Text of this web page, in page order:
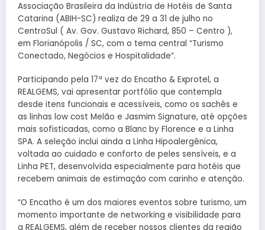
Associação Brasileira da Indústria de Hotéis de Santa
Catarina (ABIH-SC) realiza de 29 a 31 de julho no
CentroSul ( Av. Gov. Gustavo Richard, 850 – Centro ),
em Florianópolis / SC, com o tema central “Turismo
Conectado, Negócios e Hospitalidade”.
Participando pela 17ª vez do Encatho & Exprotel, a
REALGEMS, vai apresentar portfólio que contempla
desde itens funcionais e acessíveis, como os sachês e
as linhas low cost Melão e Jasmim Signature, até opções
mais sofisticadas, como a Blanc by Florence e a Linha
SPA. A seleção inclui ainda a Linha Hipoalergênica,
voltada ao cuidado e conforto de peles sensíveis, e a
Linha PET, desenvolvida especialmente para hotéis que
recebem animais de estimação com carinho e atenção.
“O Encatho é um dos maiores eventos sobre turismo, um
momento importante de networking e visibilidade para
a REALGEMS, além de receber nossos clientes da região